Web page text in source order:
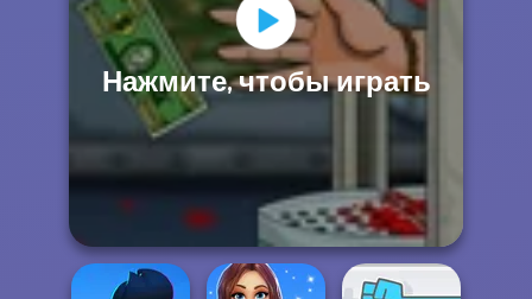
Нажмите, чтобы играть